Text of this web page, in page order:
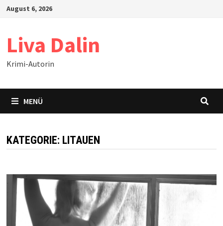
Zum
August 6, 2026
Liva Dalin
Krimi-Autorin
MENÜ
KATEGORIE: LITAUEN